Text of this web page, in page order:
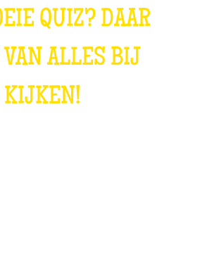
QUIZ? DAAR
ALLES BIJ
KIJKEN!